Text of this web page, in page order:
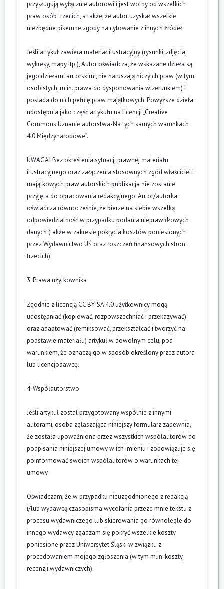
przysługują wyłącznie autorowi i jest wolny od wszelkich
praw osób trzecich, a także, że autor uzyskał wszelkie
niezbędne pisemne zgody na cytowanie z innych źródeł.
Jeśli artykuł zawiera materiał ilustracyjny (rysunki, zdjęcia,
wykresy, mapy itp.), Autor oświadcza, że wskazane dzieła są
jego dziełami autorskimi, nie naruszają niczyich praw (w tym
osobistych, m.in. prawa do dysponowania wizerunkiem) i
posiada do nich pełnię praw majątkowych. Powyższe dzieła
udostępnia jako część artykułu na licencji „Creative
Commons Uznanie autorstwa-Na tych samych warunkach
4.0 Międzynarodowe”.
UWAGA! Bez określenia sytuacji prawnej materiału
ilustracyjnego oraz załączenia stosownych zgód właścicieli
majątkowych praw autorskich publikacja nie zostanie
przyjęta do opracowania redakcyjnego. Autor/autorka
oświadcza równocześnie, że bierze na siebie wszelką
odpowiedzialność w przypadku podania nieprawidłowych
danych (także w zakresie pokrycia kosztów poniesionych
przez Wydawnictwo UŚ oraz roszczeń finansowych stron
trzecich).
3. Prawa użytkownika
Zgodnie z licencją CC BY-SA 4.0 użytkownicy mogą
udostępniać (kopiować, rozpowszechniać i przekazywać)
oraz adaptować (remiksować, przekształcać i tworzyć na
podstawie materiału) artykuł w dowolnym celu, pod
warunkiem, że oznaczą go w sposób określony przez autora
lub licencjodawcę.
4. Współautorstwo
Jeśli artykuł został przygotowany wspólnie z innymi
autorami, osoba zgłaszająca niniejszy formularz zapewnia,
że została upoważniona przez wszystkich współautorów do
podpisania niniejszej umowy w ich imieniu i zobowiązuje się
poinformować swoich współautorów o warunkach tej
umowy.
Oświadczam, że w przypadku nieuzgodnionego z redakcją
i/lub wydawcą czasopisma wycofania przeze mnie tekstu z
procesu wydawniczego lub skierowania go równolegle do
innego wydawcy zgadzam się pokryć wszelkie koszty
poniesione przez Uniwersytet Śląski w związku z
procedowaniem mojego zgłoszenia (w tym m.in. koszty
recenzji wydawniczych).